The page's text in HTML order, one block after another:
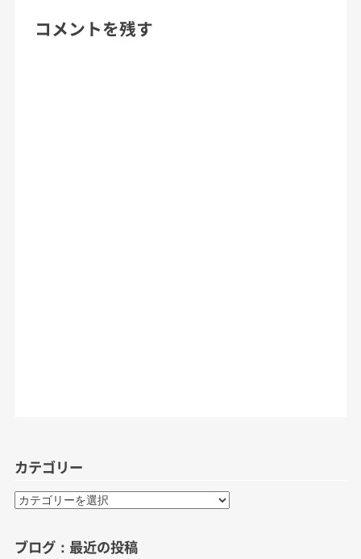
コメントを残す
カテゴリー
カ
テ
リ
ブログ：最近の投稿